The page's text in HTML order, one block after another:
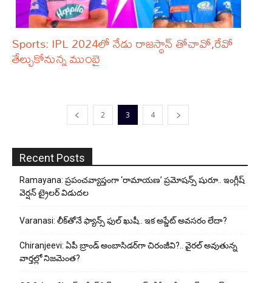
Sports: IPL 2024లో నేడు రాజస్థాన్‌ తోచావో,రేవో
తేల్చుకోనున్న ముంబై
2 3 4
Recent Posts
Ramayana: ప్రపంచవ్యాప్తంగా ‘రామాయణ’ ప్రమోషన్స్ షురూ.. ఇంగ్లీష్
వెర్షన్ ట్రైలర్ విడుదల
Varanasi: లీక్‌తోనే ఫ్యాన్స్ ఫుల్ ఖుషీ.. ఇక అప్డేట్ అవసరం లేదా?
Chiranjeevi: ఏపీ బ్రాండ్ అంబాసిడర్‌గా చిరంజీవి?.. వైరల్ అవుతున్న
వార్తల్లో నిజమెంత?